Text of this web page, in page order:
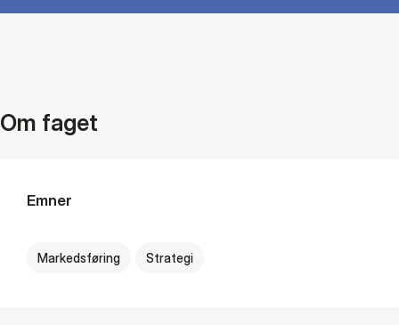
Om faget
Emner
Markedsføring Strategi